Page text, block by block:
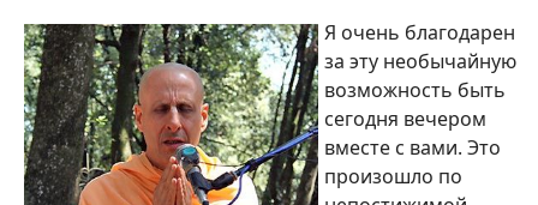
Я очень благодарен
за эту необычайную
возможность быть
сегодня вечером
вместе с вами. Это
произошло по